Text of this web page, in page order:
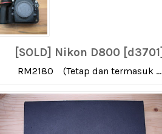
[SOLD] Nikon D800 [d3701]
RM2180 (Tetap dan termasuk ...